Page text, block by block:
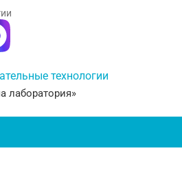
технологии
лаборатория»